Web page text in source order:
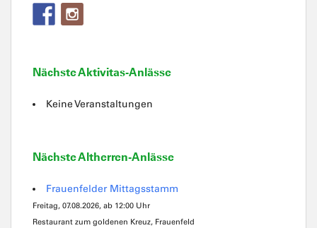
Nächste Aktivitas-Anlässe
Keine Veranstaltungen
Nächste Altherren-Anlässe
Frauenfelder Mittagsstamm
Freitag, 07.08.2026, ab 12:00 Uhr
Restaurant zum goldenen Kreuz, Frauenfeld